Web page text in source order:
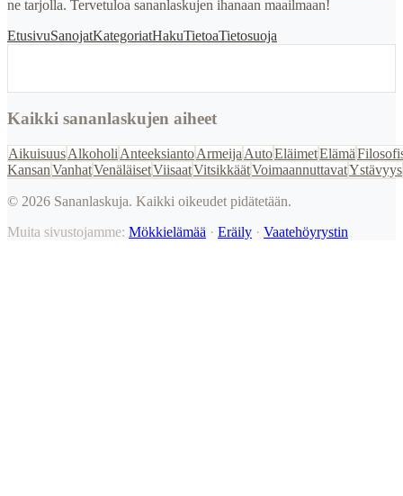
ne tarjolla. Tervetuloa sananlaskujen ihanaan maailmaan!
EtusivuSanojatKategoriatHakuTietoaTietosuoja
Kaikki sananlaskujen aiheet
AikuisuusAlkoholi AnteeksiantoArmeija AutoEläimetElämä
KansanVanhatVenäläisetViisaatVitsikkäätVoimaannuttavatYstävyys
© 2026 Sananlaskuja. Kaikki oikeudet pidätetään.
Muita sivustojamme: Mökkielämää · Eräily · Vaatehöyrystin